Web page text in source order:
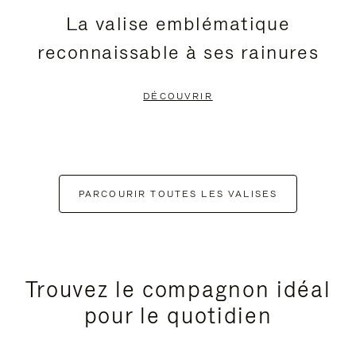
La valise emblématique
reconnaissable à ses rainures
DÉCOUVRIR
PARCOURIR TOUTES LES VALISES
Trouvez le compagnon idéal
pour le quotidien